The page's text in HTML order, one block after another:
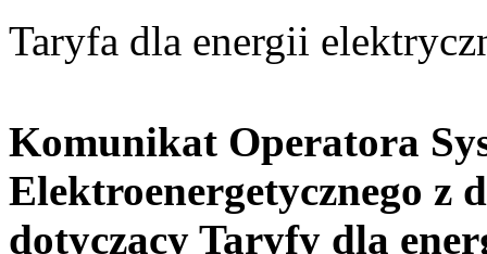
Taryfa dla energii
Komunikat Operatora
Elektroenergetycznego z
dotyczący Taryfy dla